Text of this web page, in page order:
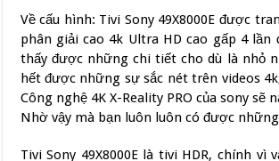
Về cấu hình: Tivi Sony 49X8000E được
phân giải cao 4k Ultra HD cao gấp 4 lần
thấy được những chi tiết cho dù là nhỏ
hết được những sự sắc nét trên videos
Công nghệ 4K X-Reality PRO của sony
Nhờ vậy mà bạn luôn luôn có được
Tivi Sony 49X8000E là tivi HDR, chính